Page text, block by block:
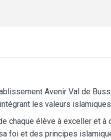
Avenir Val de
intégrant les valeurs
chaque élève à exceller et
foi et des principes